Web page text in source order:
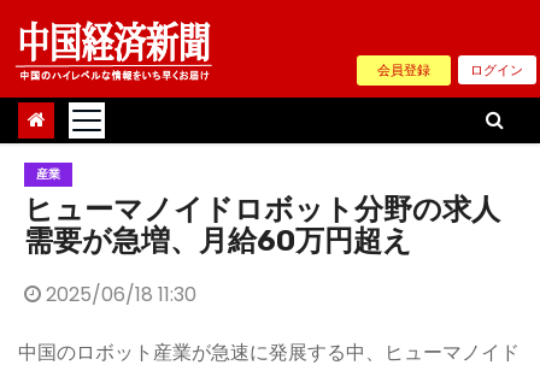
Skip
content
会員登録 ログイン
産業
ヒューマノイドロボット分野の求人
需要が急増、月給60万円超え
2025/06/18 11:30
中国のロボット産業が急速に発展する中、ヒューマノイド